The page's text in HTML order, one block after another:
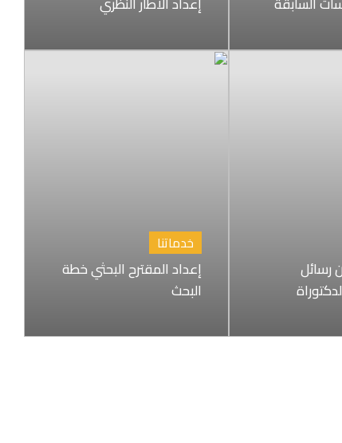
رسائل
خدماتنا
إعداد المقترح البحثي خطة
البحث